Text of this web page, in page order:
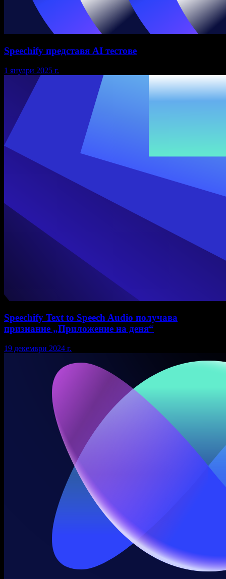
Speechify представя AI тестове
1 януари 2025 г.
Speechify Text to Speech Audio получава
признание „Приложение на деня“
19 декември 2024 г.